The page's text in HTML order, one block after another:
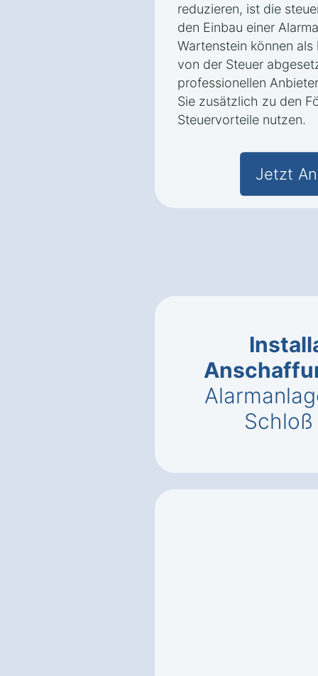
reduzieren, ist die
den Einbau einer
Wartenstein können
von der Steuer
professionellen
Sie zusätzlich zu den
Steuervorteile nutzen.
Jetzt